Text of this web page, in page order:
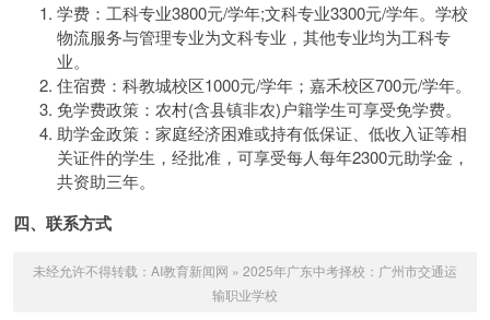
学费：工科专业3800元/学年;文科专业3300元/学年。学校
物流服务与管理专业为文科专业，其他专业均为工科专
业。
住宿费：科教城校区1000元/学年；嘉禾校区700元/学年。
免学费政策：农村(含县镇非农)户籍学生可享受免学费。
助学金政策：家庭经济困难或持有低保证、低收入证等相
关证件的学生，经批准，可享受每人每年2300元助学金，
共资助三年。
四、联系方式
未经允许不得转载： AI教育新闻网 » 2025年广东中考择校：广州市交通运
输职业学校